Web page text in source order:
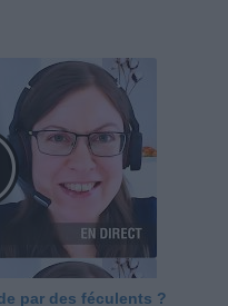
par des féculents ?